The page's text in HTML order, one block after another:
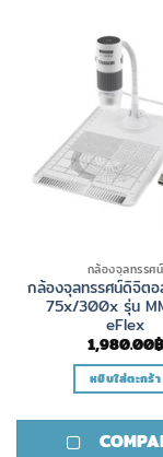
กล้องจุลทรรศน์
กล้องจุลทรรศน์ดิจิต
75x/300x รุ่น
eFlex
1,980.00฿
หยิบใส่ตะกร้า